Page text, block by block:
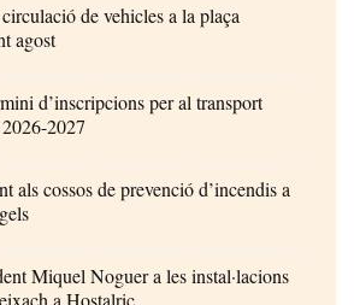
de vehicles a la plaça
agost
d’inscripcions per al transport
2027
als cossos de prevenció d’incendis a
Miquel Noguer a les instal·lacions
a Hostalric